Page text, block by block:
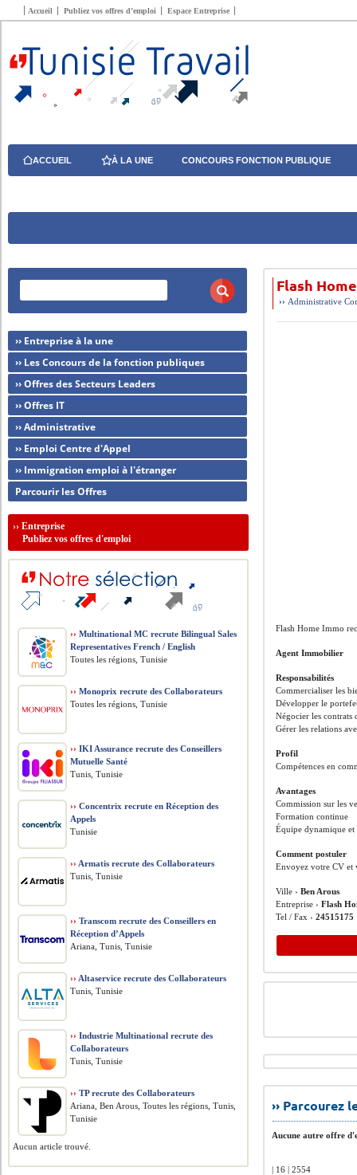
Accueil Publiez vos offres d’emploi Espace Entreprise
ACCUEIL À LA UNE CONCOURS FONCTION PUBLIQUE
Flash
›› Administrative
Flash Home Immo
Agent Immobilier
Responsabilités
Commercialiser les
Développer le
Négocier les contrats
Gérer les relations
Profil
Compétences en
Avantages
Commission sur les
Formation continue
Équipe dynamique
Comment postuler
Envoyez votre CV et
Ville ›Ben Arous
Entreprise ›Flash
Tel / Fax ›24515175
››
Aucune autre offre
| 16 | 2554
›› Entreprise à la une
›› Les Concours de la fonction publiques
›› Offres des Secteurs Leaders
›› Offres IT
›› Administrative
›› Emploi Centre d'Appel
›› Immigration emploi à l'étranger
Parcourir les Offres
››Entreprise
Publiez vos offres d'emploi
›› Multinational MC recrute Bilingual Sales
Representatives French / English
Toutes les régions, Tunisie
›› Monoprix recrute des Collaborateurs
Toutes les régions, Tunisie
›› IKI Assurance recrute des Conseillers
Mutuelle Santé
Tunis, Tunisie
›› Concentrix recrute en Réception des
Appels
Tunisie
›› Armatis recrute des Collaborateurs
Tunis, Tunisie
›› Transcom recrute des Conseillers en
Réception d’Appels
Ariana, Tunis, Tunisie
›› Altaservice recrute des Collaborateurs
Tunis, Tunisie
›› Industrie Multinational recrute des
Collaborateurs
Tunis, Tunisie
›› TP recrute des Collaborateurs
Ariana, Ben Arous, Toutes les régions, Tunis,
Tunisie
Aucun article trouvé.